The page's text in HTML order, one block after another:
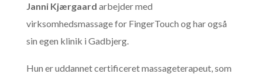
Janni Kjærgaard arbejder med
virksomhedsmassage for FingerTouch og har også
sin egen klinik i Gadbjerg.
Hun er uddannet certificeret massageterapeut, som